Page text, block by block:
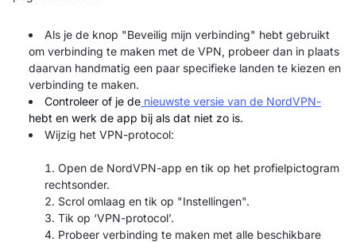
Als je de knop "Beveilig mijn verbinding" hebt gebruikt
om verbinding te maken met de VPN, probeer dan in plaats
daarvan handmatig een paar specifieke landen te kiezen en
verbinding te maken.
Controleer of je de nieuwste versie van de NordVPN-
hebt en werk de app bij als dat niet zo is.
Wijzig het VPN-protocol:
Open de NordVPN-app en tik op het profielpictogram
rechtsonder.
Scrol omlaag en tik op "Instellingen".
Tik op ‘VPN-protocol’.
Probeer verbinding te maken met alle beschikbare